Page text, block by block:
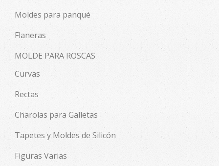
Moldes para panqué
Flaneras
MOLDE PARA ROSCAS
Curvas
Rectas
Charolas para Galletas
Tapetes y Moldes de Silicón
Figuras Varias